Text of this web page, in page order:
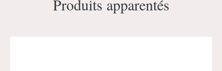
Produits apparentés